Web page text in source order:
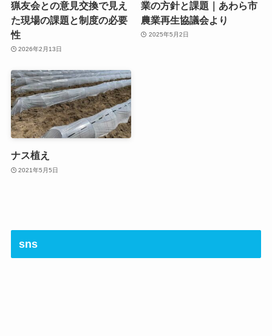
猟友会との意見交換で見え
た現場の課題と制度の必要
性
2026年2月13日
業の方針と課題｜あわら市
農業再生協議会より
2025年5月2日
ナス植え
2021年5月5日
sns